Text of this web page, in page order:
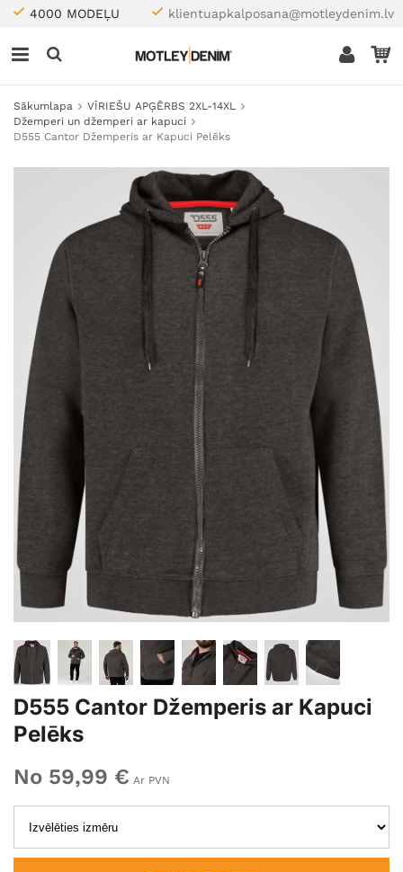
4000 MODEĻU klientuapkalposana@motleydenim.lv
Sākumlapa
VĪRIEŠU APĢĒRBS 2XL-14XL
Džemperi un džemperi ar kapuci
D555 Cantor Džemperis ar Kapuci Pelēks
D555 Cantor Džemperis ar Kapuci
Pelēks
No 59,99 € Ar PVN